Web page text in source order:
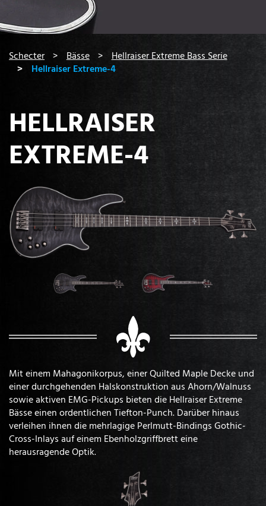
Schecter Bässe
Hellraiser Extreme Bass Serie
Hellraiser Extreme-4
HELLRAISER
EXTREME-4
Mit einem Mahagonikorpus, einer Quilted Maple Decke und
einer durchgehenden Halskonstruktion aus Ahorn/Walnuss
sowie aktiven EMG-Pickups bieten die Hellraiser Extreme
Bässe einen ordentlichen Tiefton-Punch. Darüber hinaus
verleihen ihnen die mehrlagige Perlmutt-Bindings Gothic-
Cross-Inlays auf einem Ebenholzgriffbrett eine
herausragende Optik.